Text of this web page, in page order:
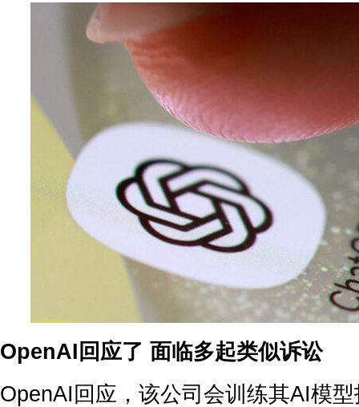
OpenAI回应了 面临多起类似诉讼
OpenAI回应，该公司会训练其AI模